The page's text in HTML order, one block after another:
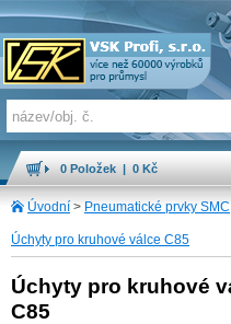
0 Položek | 0 Kč
Úvodní > Pneumatické prvky SMC
Úchyty pro kruhové válce C85
Úchyty pro kruhové
C85